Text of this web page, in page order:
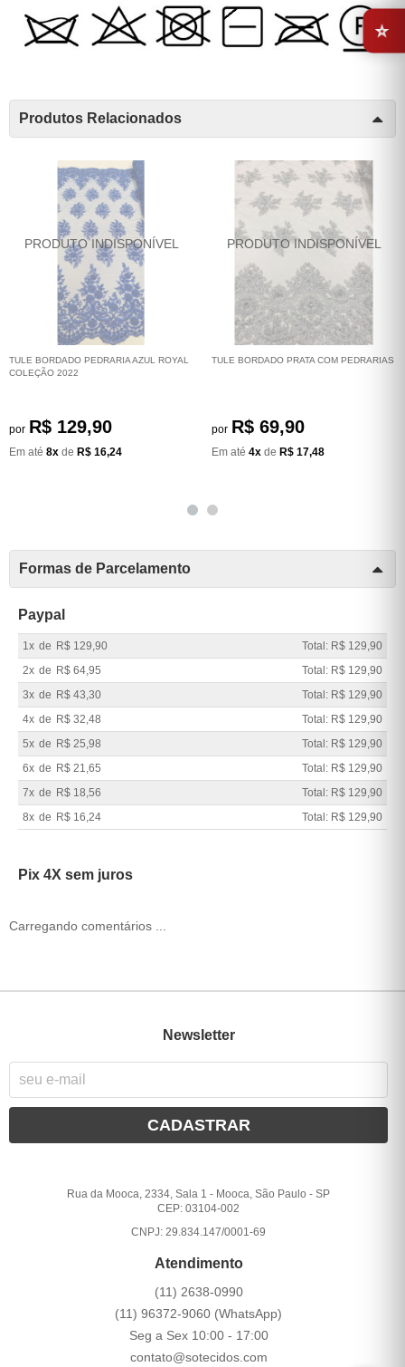
Produtos Relacionados
TULE BORDADO PEDRARIA AZUL ROYAL
COLEÇÃO 2022
por R$ 129,90
Em até 8x de R$ 16,24
TULE BORDADO PRATA COM PEDRARIAS
por R$ 69,90
Em até 4x de R$ 17,48
Formas de Parcelamento
Paypal
1x de R$ 129,90
Total: R$ 129,90
2x de R$ 64,95
Total: R$ 129,90
3x de R$ 43,30
Total: R$ 129,90
4x de R$ 32,48
Total: R$ 129,90
5x de R$ 25,98
Total: R$ 129,90
6x de R$ 21,65
Total: R$ 129,90
7x de R$ 18,56
Total: R$ 129,90
8x de R$ 16,24 Total: R$ 129,90
Pix 4X sem juros
Carregando comentários ...
Newsletter
CADASTRAR
Rua da Mooca, 2334, Sala 1 - Mooca, São Paulo -SP
CEP: 03104-002
CNPJ: 29.834.147/0001-69
Atendimento
(11) 2638-0990
(11) 96372-9060 (WhatsApp)
Seg a Sex 10:00 - 17:00
contato@sotecidos.com
⭐